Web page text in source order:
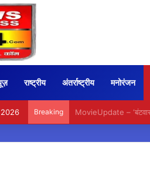
राष्ट्रीय अंतर्राष्ट्रीय मनोरंजन
Breaking BoxOffice – 15वें दिन